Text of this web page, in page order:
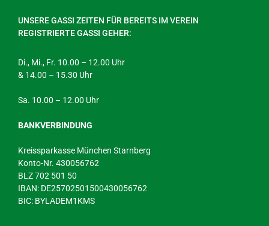
UNSERE GASSI ZEITEN FÜR BEREITS IM VEREIN
REGISTRIERTE GASSI GEHER:
Di., Mi., Fr. 10.00 – 12.00 Uhr
& 14.00 – 15.30 Uhr
Sa. 10.00 – 12.00 Uhr
BANKVERBINDUNG
Kreissparkasse München Starnberg
Konto-Nr. 430056762
BLZ 702 501 50
IBAN: DE25702501500430056762
BIC: BYLADEM1KMS